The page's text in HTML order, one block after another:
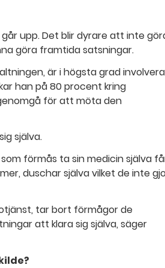
upp. Det blir dyrare att inte
göra framtida satsningar.
är i högsta grad
han på 80 procent kring
för att möta den
själva.
förmås ta sin medicin själva
duschar själva vilket de inte
tar bort förmågor de
att klara sig själva, säger